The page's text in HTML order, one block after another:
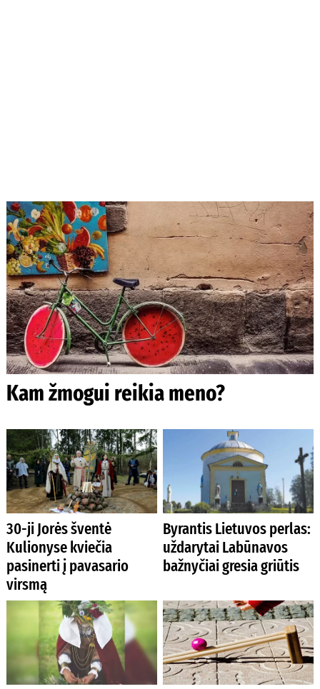
Kam žmogui reikia meno?
30-ji Jorės šventė
Kulionyse kviečia
pasinerti į pavasario
virsmą
Byrantis Lietuvos perlas:
uždarytai Labūnavos
bažnyčiai gresia griūtis